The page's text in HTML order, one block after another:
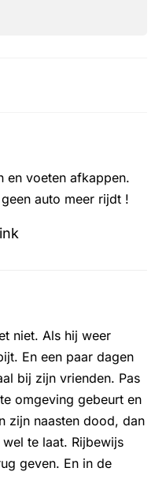
en voeten afkappen.
auto meer rijdt !
niet. Als hij weer
En een paar dagen
bij zijn vrienden. Pas
omgeving gebeurt en
zijn naasten dood, dan
te laat. Rijbewijs
geven. En in de